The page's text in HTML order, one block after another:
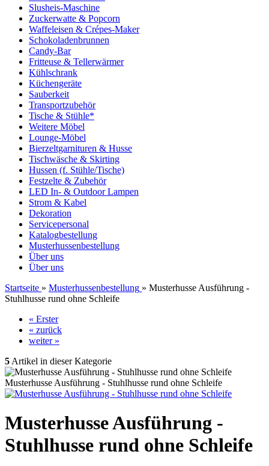
Slusheis-Maschine
Zuckerwatte & Popcorn
Waffeleisen & Crépes-Maker
Schokoladenbrunnen
Candy-Bar
Fritteuse & Tellerwärmer
Kühlschrank
Küchengeräte
Sauberkeit
Transportzubehör
Tische & Stühle*
Weitere Möbel
Lounge-Möbel
Bierzeltgarnituren & Husse
Tischwäsche & Skirting
Hussen (f. Stühle/Tische)
Festzelte & Zubehör
LED In- & Outdoor Lampen
Strom & Kabel
Dekoration
Servicepersonal
Katalogbestellung
Musterhussenbestellung
Über uns
Über uns
Startseite » Musterhussenbestellung » Musterhusse Ausführung -
Stuhlhusse rund ohne Schleife
« Erster
« zurück
weiter »
5 Artikel in dieser Kategorie
Musterhusse Ausführung - Stuhlhusse rund ohne Schleife
Musterhusse Ausführung -
Stuhlhusse rund ohne Schleife